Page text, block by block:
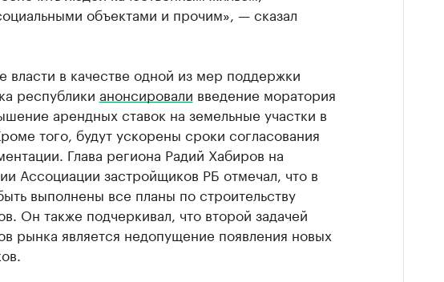
объектами и прочим», — сказал
власти в качестве одной из мер поддержки
республики анонсировали введение моратория
арендных ставок на земельные участки в
того, будут ускорены сроки согласования
Глава региона Радий Хабиров на
Ассоциации застройщиков РБ отмечал, что в
выполнены все планы по строительству
Он также подчеркивал, что второй задачей
рынка является недопущение появления новых